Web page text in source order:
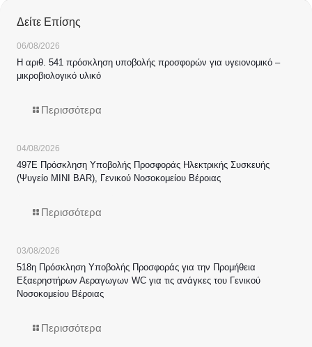
Δείτε Επίσης
06/08/2026
Η αριθ. 541 πρόσκληση υποβολής προσφορών για υγειονομικό –
μικροβιολογικό υλικό
Περισσότερα
04/08/2026
497Ε Πρόσκληση Υποβολής Προσφοράς Ηλεκτρικής Συσκευής
(Ψυγείο MINI BAR), Γενικού Νοσοκομείου Βέροιας
Περισσότερα
03/08/2026
518η Πρόσκληση Υποβολής Προσφοράς για την Προμήθεια
Εξαερηστήρων Αεραγωγων WC για τις ανάγκες του Γενικού
Νοσοκομείου Βέροιας
Περισσότερα